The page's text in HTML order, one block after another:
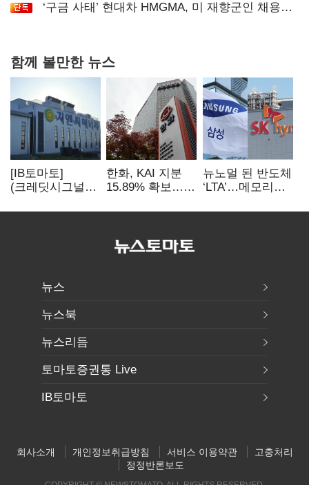
‘구금 사태’ 현대차 HMGMA, 미 재향군인 채용
함께 볼만한 뉴스
[IB토마토]
(크레딧시그널)
데이터센터 타고
한화, KAI 지분
15.89% 확보…
신청 예정
뉴노멀 된 반도체
‘LTA’…메모리
54조 선불 계약
뉴스
뉴스북
뉴스리듬
토마토증권통 Live
IB토마토
회사소개 개인정보취급방침 서비스 이용약관
고충처리
정정반론보도